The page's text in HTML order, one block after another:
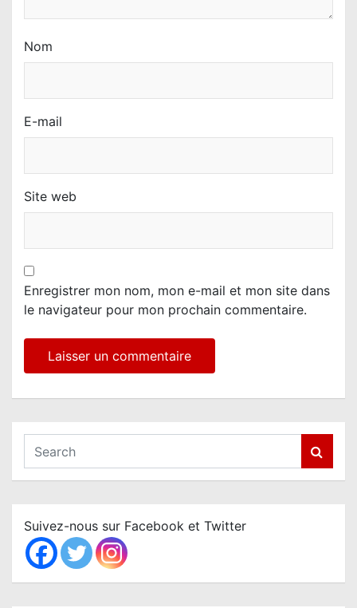
Nom
E-mail
Site web
Enregistrer mon nom, mon e-mail et mon site dans
le navigateur pour mon prochain commentaire.
a
c
h
Suivez-nous sur Facebook et Twitter